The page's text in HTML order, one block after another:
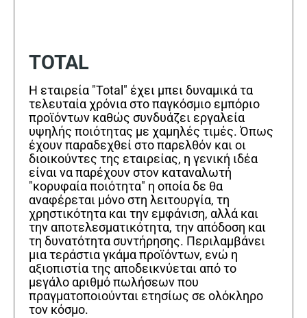
TOTAL
Η εταιρεία "Total" έχει μπει δυναμικά τα
τελευταία χρόνια στο παγκόσμιο εμπόριο
προϊόντων καθώς συνδυάζει εργαλεία
υψηλής ποιότητας με χαμηλές τιμές. Όπως
έχουν παραδεχθεί στο παρελθόν και οι
διοικούντες της εταιρείας, η γενική ιδέα
είναι να παρέχουν στον καταναλωτή
"κορυφαία ποιότητα" η οποία δε θα
αναφέρεται μόνο στη λειτουργία, τη
χρηστικότητα και την εμφάνιση, αλλά και
την αποτελεσματικότητα, την απόδοση και
τη δυνατότητα συντήρησης. Περιλαμβάνει
μια τεράστια γκάμα προϊόντων, ενώ η
αξιοπιστία της αποδεικνύεται από το
μεγάλο αριθμό πωλήσεων που
πραγματοποιούνται ετησίως σε ολόκληρο
τον κόσμο.